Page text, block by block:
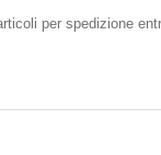
per spedizione